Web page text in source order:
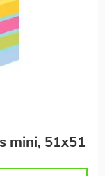
mini, 51x51